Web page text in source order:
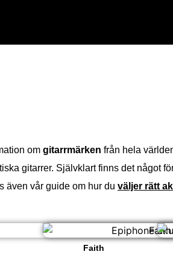
om gitarrmärken från hela
gitarrer. Självklart finns det något
även vår guide om hur du väljer rätt
Faith